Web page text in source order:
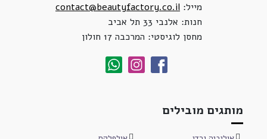
מייל: contact@beautyfactory.co.il
חנות: אלנבי 33 תל אביב
מחסן לוגיסטי: המרכבה 17 חולון
מותגים מובילים